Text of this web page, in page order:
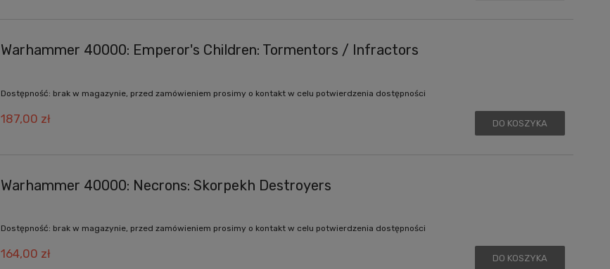
Warhammer 40000: Emperor's Children: Tormentors / Infractors
Dostępność: brak w magazynie, przed zamówieniem prosimy o kontakt w celu potwierdzenia dostępności
187,00 zł DO KOSZYKA
Warhammer 40000: Necrons: Skorpekh Destroyers
Dostępność: brak w magazynie, przed zamówieniem prosimy o kontakt w celu potwierdzenia dostępności
164,00 zł DO KOSZYKA